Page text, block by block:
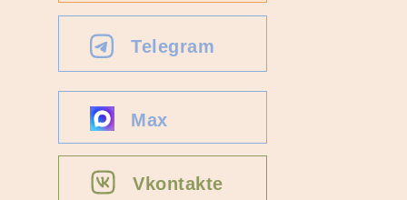
Telegram
Max
Vkontakte